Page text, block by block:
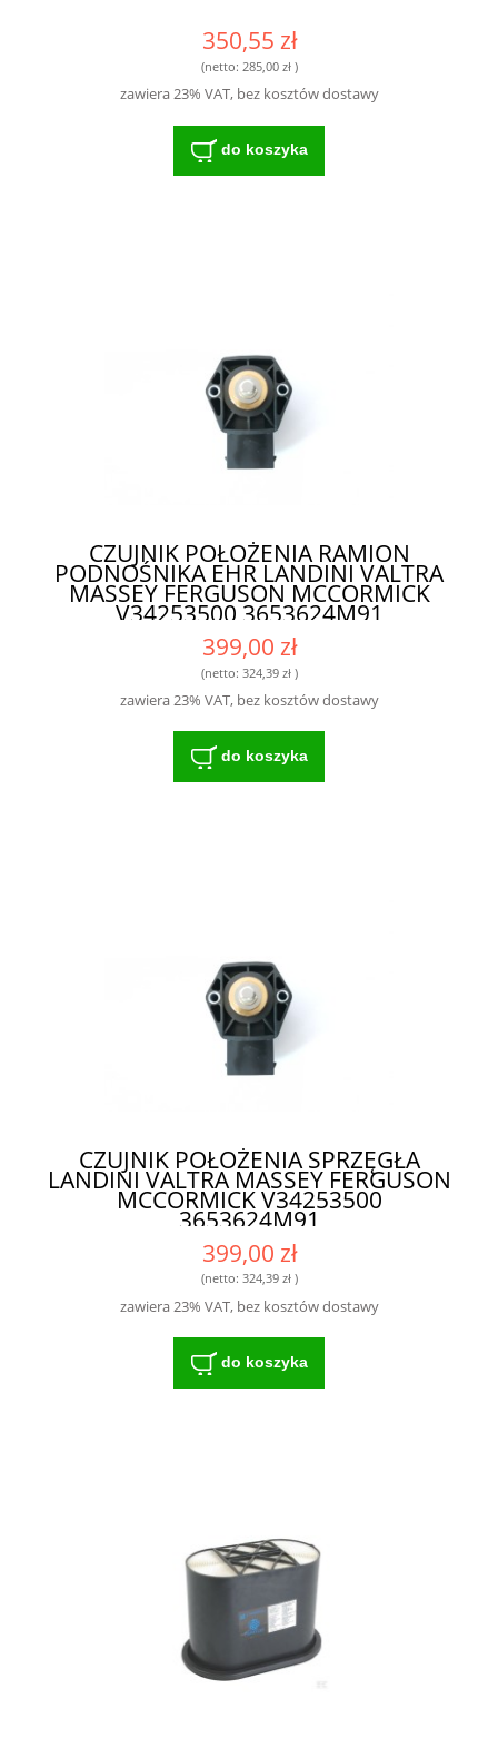
350,55 zł
(netto: 285,00 zł)
zawiera 23% VAT, bez kosztów dostawy
do koszyka
CZUJNIK POŁOŻENIA RAMION
PODNOŚNIKA EHR LANDINI VALTRA
MASSEY FERGUSON MCCORMICK
V34253500 3653624M91
399,00 zł
(netto: 324,39 zł)
zawiera 23% VAT, bez kosztów dostawy
do koszyka
CZUJNIK POŁOŻENIA SPRZĘGŁA
LANDINI VALTRA MASSEY FERGUSON
MCCORMICK V34253500
3653624M91
399,00 zł
(netto: 324,39 zł)
zawiera 23% VAT, bez kosztów dostawy
do koszyka